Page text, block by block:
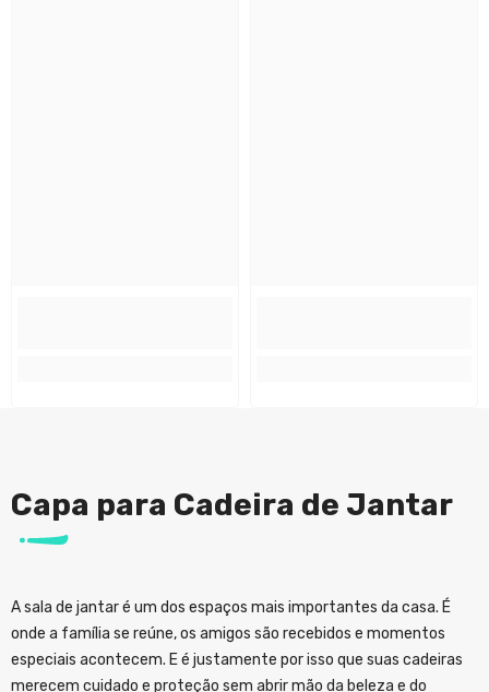
Capa para Cadeira de Jantar
A sala de jantar é um dos espaços mais importantes da casa. É
onde a família se reúne, os amigos são recebidos e momentos
especiais acontecem. E é justamente por isso que suas cadeiras
merecem cuidado e proteção sem abrir mão da beleza e do